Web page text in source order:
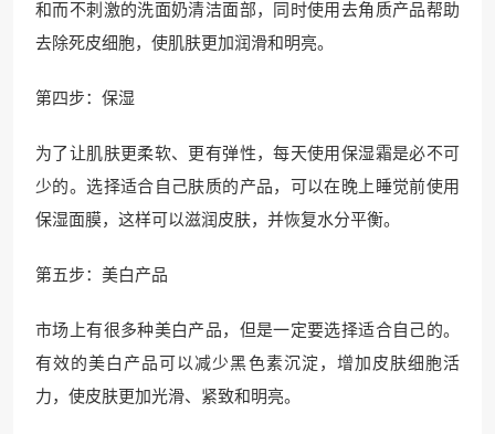
和而不刺激的洗面奶清洁面部，同时使用去角质产品帮助
去除死皮细胞，使肌肤更加润滑和明亮。
第四步：保湿
为了让肌肤更柔软、更有弹性，每天使用保湿霜是必不可
少的。选择适合自己肤质的产品，可以在晚上睡觉前使用
保湿面膜，这样可以滋润皮肤，并恢复水分平衡。
第五步：美白产品
市场上有很多种美白产品，但是一定要选择适合自己的。
有效的美白产品可以减少黑色素沉淀，增加皮肤细胞活
力，使皮肤更加光滑、紧致和明亮。